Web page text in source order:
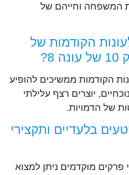
המשפחה וחייהם של
הקודמות של
הקודמות ממשיכים להופיע
יוצרים רצף עלילתי
של הדמויות.
בלעדיים ותקצירי
פרקים מוקדמים ניתן למצוא